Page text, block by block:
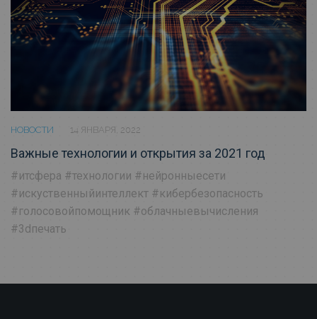
НОВОСТИ 14 ЯНВАРЯ, 2022
Важные технологии и открытия за 2021 год
#итсфера #технологии #нейронныесети
#искуственныйинтеллект #кибербезопасность
#голосовойпомощник #облачныевычисления
#3dпечать